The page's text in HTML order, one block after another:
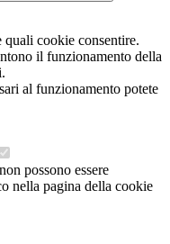
quali cookie consentire.
il funzionamento della
al funzionamento potete
possono essere
nella pagina della cookie